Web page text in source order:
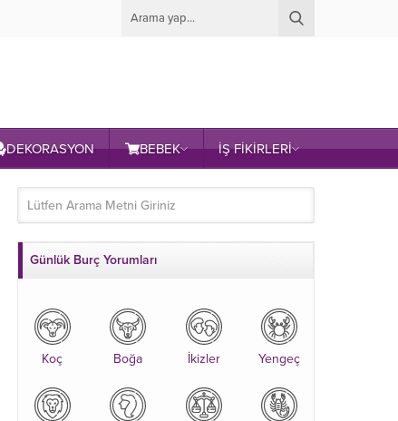
DEKORASYON BEBEK İŞ FİKİRLERİ
Günlük Burç Yorumları
Koç Boğa İkizler Yengeç